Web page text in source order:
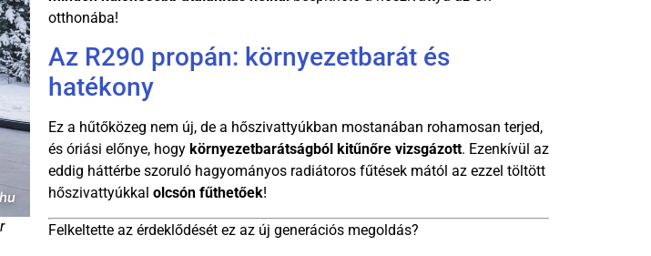
otthonába!
Az R290 propán: környezetbarát és
hatékony
Ez a hűtőközeg nem új, de a hőszivattyúkban mostanában rohamosan terjed,
és óriási előnye, hogy környezetbarátságból kitűnőre vizsgázott. Ezenkívül az
eddig háttérbe szoruló hagyományos radiátoros fűtések mától az ezzel töltött
hőszivattyúkkal olcsón fűthetőek!
Felkeltette az érdeklődését ez az új generációs megoldás?